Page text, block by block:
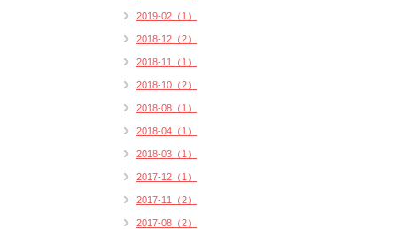
2019-02（1）
2018-12（2）
2018-11（1）
2018-10（2）
2018-08（1）
2018-04（1）
2018-03（1）
2017-12（1）
2017-11（2）
2017-08（2）